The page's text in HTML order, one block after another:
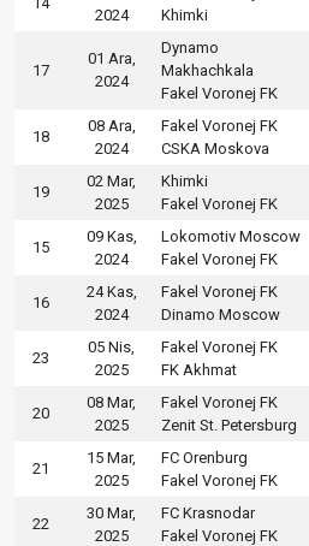
2024
Khimki
17
01 Ara,
2024
Dynamo
Makhachkala
Fakel Voronej FK
18
08 Ara,
2024
Fakel Voronej FK
CSKA Moskova
19
02 Mar,
2025
Khimki
Fakel Voronej FK
15
09 Kas,
2024
Lokomotiv Moscow
Fakel Voronej FK
16
24 Kas,
2024
Fakel Voronej FK
Dinamo Moscow
23
05 Nis,
2025
Fakel Voronej FK
FK Akhmat
20
08 Mar,
2025
Fakel Voronej FK
Zenit St. Petersburg
21
15 Mar,
2025
FC Orenburg
Fakel Voronej FK
22
30 Mar,
2025
FC Krasnodar
Fakel Voronej FK